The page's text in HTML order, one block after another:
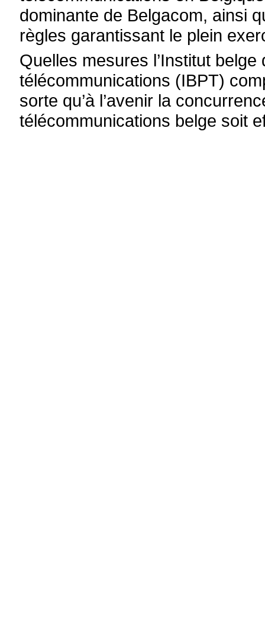
dominante de Belgacom, ainsi
règles garantissant le plein
Quelles mesures l’Institut
télécommunications (IBPT)
sorte qu’à l’avenir la
télécommunications belge soit